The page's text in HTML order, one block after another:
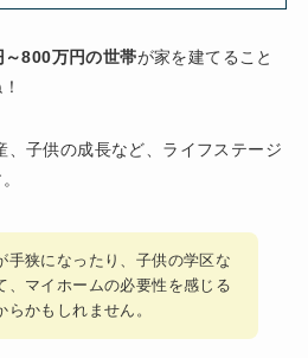
800万円の世帯が家を建てること
子供の成長など、ライフステージ
手狭になったり、子供の学区な
、マイホームの必要性を感じる
らかもしれません。